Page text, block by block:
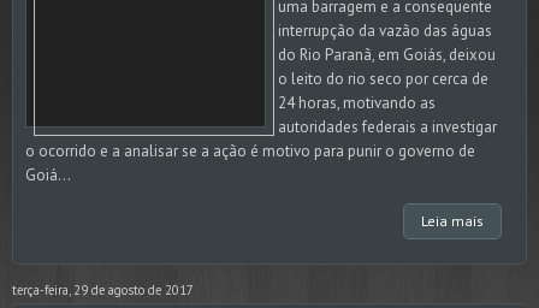
uma barragem e a consequente
interrupção da vazão das águas
do Rio Paranã, em Goiás, deixou
o leito do rio seco por cerca de
24 horas, motivando as
autoridades federais a investigar
o ocorrido e a analisar se a ação é motivo para punir o governo de
Goiá...
Leia mais
terça-feira, 29 de agosto de 2017